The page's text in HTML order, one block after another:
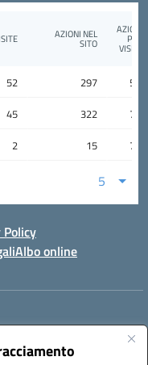
Policy
Albo online